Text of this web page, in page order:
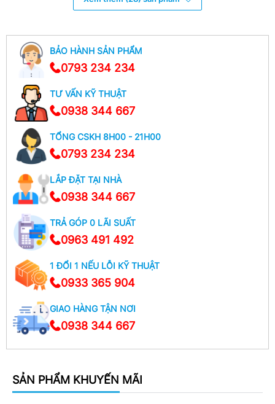
BẢO HÀNH SẢN PHẨM
0793 234 234
TƯ VẤN KỸ THUẬT
0938 344 667
TỔNG CSKH 8H00 - 21H00
0793 234 234
LẮP ĐẶT TẠI NHÀ
0938 344 667
TRẢ GÓP 0 LÃI SUẤT
0963 491 492
1 ĐỔI 1 NẾU LỖI KỸ THUẬT
0933 365 904
GIAO HÀNG TẬN NƠI
0938 344 667
SẢN PHẨM KHUYẾN MÃI